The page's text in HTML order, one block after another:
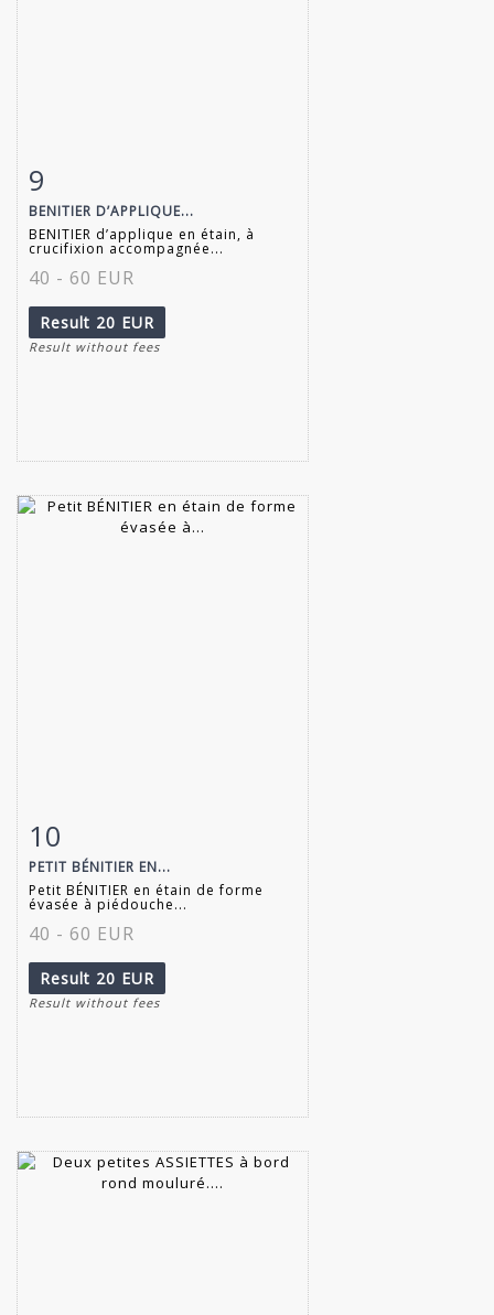
9
BENITIER D’APPLIQUE...
BENITIER d’applique en étain, à
crucifixion accompagnée...
40 - 60 EUR
Result 20 EUR
Result without fees
Item detail
10
PETIT BÉNITIER EN...
Petit BÉNITIER en étain de forme
évasée à piédouche...
40 - 60 EUR
Result 20 EUR
Result without fees